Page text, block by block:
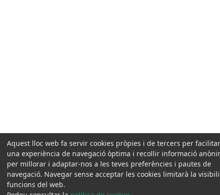
Aquest lloc web fa servir cookies pròpies i de tercers per
una experiència de navegació òptima i recollir informació
per millorar i adaptar-nos a les teves preferències i pautes de
navegació. Navegar sense acceptar les cookies limitarà la
funcions del web.